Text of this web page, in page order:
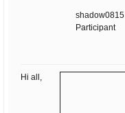
shadow0815
Participant
Hi all,
Ihre E-Mail